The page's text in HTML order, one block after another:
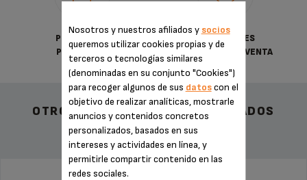
POLÍTICA DE
PRIVACIDAD
CONDICIONES
GENERALES DE VENTA
OTROS ACCESORIOS RECOMENDADOS
Nosotros y nuestros afiliados y socios
queremos utilizar cookies propias y de
terceros o tecnologías similares
(denominadas en su conjunto "Cookies")
para recoger algunos de sus datoscon el
objetivo de realizar analíticas, mostrarle
anuncios y contenidos concretos
personalizados, basados en sus
intereses y actividades en línea, y
permitirle compartir contenido en las
redes sociales.